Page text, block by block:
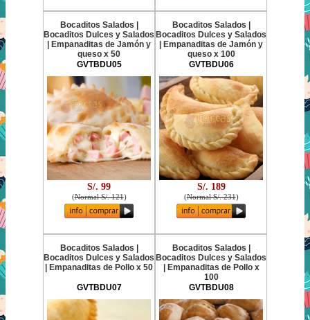
Bocaditos Salados |
Bocaditos Dulces y Salados
| Empanaditas de Jamón y
queso x 50
GVTBDU05
S/. 99
(Normal S/. 121)
Bocaditos Salados |
Bocaditos Dulces y Salados
| Empanaditas de Jamón y
queso x 100
GVTBDU06
S/. 189
(Normal S/. 231)
Bocaditos Salados |
Bocaditos Dulces y Salados
| Empanaditas de Pollo x 50
GVTBDU07
Bocaditos Salados |
Bocaditos Dulces y Salados
| Empanaditas de Pollo x
100
GVTBDU08